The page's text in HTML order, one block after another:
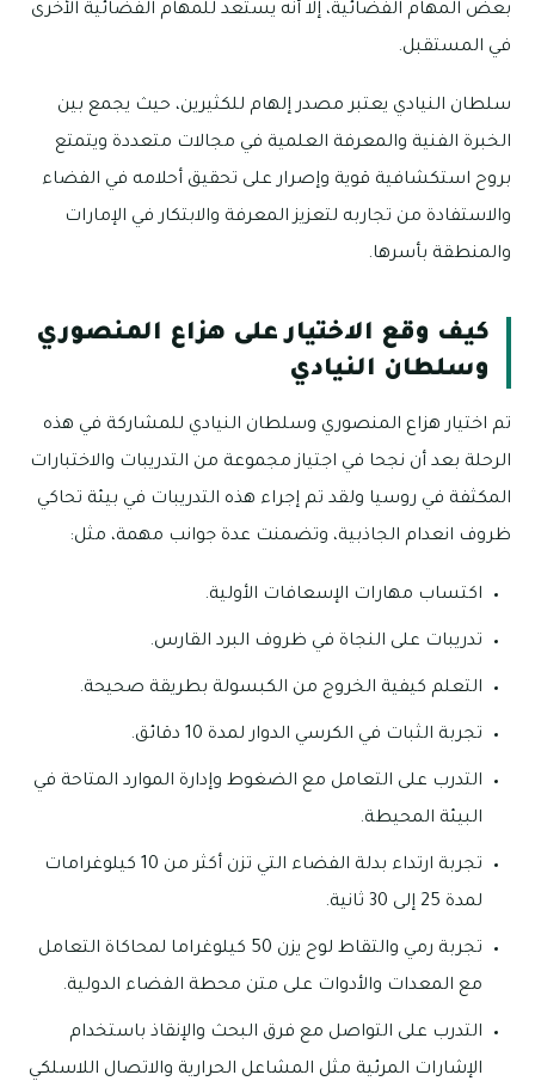
بعض المهام الفضائية، إلا أنه يستعد للمهام الفضائية الأخرى
في المستقبل.
سلطان النيادي يعتبر مصدر إلهام للكثيرين، حيث يجمع بين
الخبرة الفنية والمعرفة العلمية في مجالات متعددة ويتمتع
بروح استكشافية قوية وإصرار على تحقيق أحلامه في الفضاء
والاستفادة من تجاربه لتعزيز المعرفة والابتكار في الإمارات
والمنطقة بأسرها.
كيف وقع الاختيار على هزاع المنصوري
وسلطان النيادي
تم اختيار هزاع المنصوري وسلطان النيادي للمشاركة في هذه
الرحلة بعد أن نجحا في اجتياز مجموعة من التدريبات والاختبارات
المكثفة في روسيا ولقد تم إجراء هذه التدريبات في بيئة تحاكي
ظروف انعدام الجاذبية، وتضمنت عدة جوانب مهمة، مثل:
اكتساب مهارات الإسعافات الأولية.
تدريبات على النجاة في ظروف البرد القارس.
التعلم كيفية الخروج من الكبسولة بطريقة صحيحة.
تجربة الثبات في الكرسي الدوار لمدة 10 دقائق.
التدرب على التعامل مع الضغوط وإدارة الموارد المتاحة في
البيئة المحيطة.
تجربة ارتداء بدلة الفضاء التي تزن أكثر من 10 كيلوغرامات
لمدة 25 إلى 30 ثانية.
تجربة رمي والتقاط لوح يزن 50 كيلوغراما لمحاكاة التعامل
مع المعدات والأدوات على متن محطة الفضاء الدولية.
التدرب على التواصل مع فرق البحث والإنقاذ باستخدام
الإشارات المرئية مثل المشاعل الحرارية والاتصال اللاسلكي